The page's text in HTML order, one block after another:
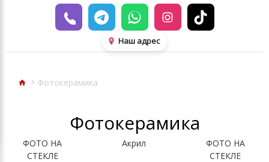
Наш адрес
Фотокерамика
Фотокерамика
ФОТО НА
СТЕКЛЕ
Акрил
ФОТО НА
СТЕКЛЕ